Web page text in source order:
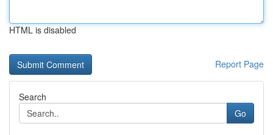
HTML is disabled
Report Page
Search
Go